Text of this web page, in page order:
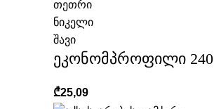
თეთრი
ნიკელი
შავი
ეკონომპროფილი
₾25,09